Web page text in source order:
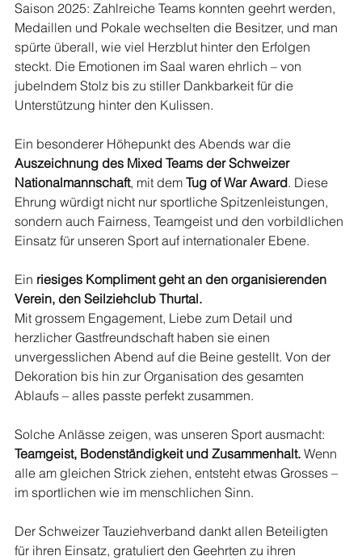
Saison 2025: Zahlreiche Teams konnten geehrt werden,
Medaillen und Pokale wechselten die Besitzer, und man
spürte überall, wie viel Herzblut hinter den Erfolgen
steckt. Die Emotionen im Saal waren ehrlich – von
jubelndem Stolz bis zu stiller Dankbarkeit für die
Unterstützung hinter den Kulissen.
Ein besonderer Höhepunkt des Abends war die
Auszeichnung des Mixed Teams der Schweizer
Nationalmannschaft, mit dem Tug of War Award. Diese
Ehrung würdigt nicht nur sportliche Spitzenleistungen,
sondern auch Fairness, Teamgeist und den vorbildlichen
Einsatz für unseren Sport auf internationaler Ebene.
Ein riesiges Kompliment geht an den organisierenden
Verein, den Seilziehclub Thurtal.
Mit grossem Engagement, Liebe zum Detail und
herzlicher Gastfreundschaft haben sie einen
unvergesslichen Abend auf die Beine gestellt. Von der
Dekoration bis hin zur Organisation des gesamten
Ablaufs – alles passte perfekt zusammen.
Solche Anlässe zeigen, was unseren Sport ausmacht:
Teamgeist, Bodenständigkeit und Zusammenhalt. Wenn
alle am gleichen Strick ziehen, entsteht etwas Grosses –
im sportlichen wie im menschlichen Sinn.
Der Schweizer Tauziehverband dankt allen Beteiligten
für ihren Einsatz, gratuliert den Geehrten zu ihren